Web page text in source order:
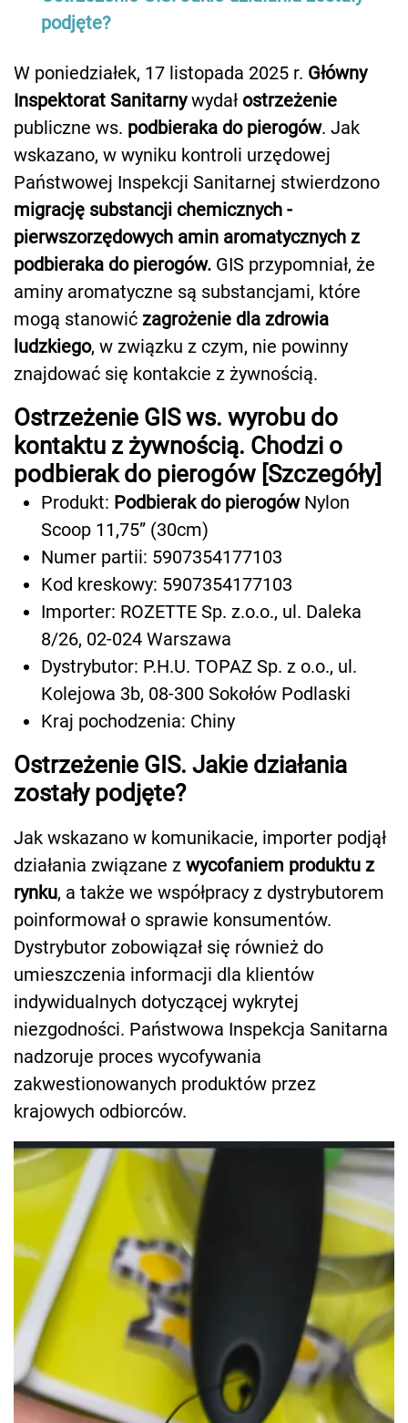
podjęte?
W poniedziałek, 17 listopada 2025 r. Główny
Inspektorat Sanitarnywydał ostrzeżenie
publiczne ws. podbieraka do pierogów. Jak
wskazano, w wyniku kontroli urzędowej
Państwowej Inspekcji Sanitarnej stwierdzono
migrację substancji chemicznych -
pierwszorzędowych amin aromatycznych z
podbieraka do pierogów. GIS przypomniał, że
aminy aromatyczne są substancjami, które
mogą stanowić zagrożenie dla zdrowia
ludzkiego, w związku z czym, nie powinny
znajdować się kontakcie z żywnością.
Ostrzeżenie GIS ws. wyrobu do
kontaktu z żywnością. Chodzi o
podbierak do pierogów [Szczegóły]
Produkt: Podbierak do pierogów Nylon
Scoop 11,75” (30cm)
Numer partii: 5907354177103
Kod kreskowy: 5907354177103
Importer: ROZETTE Sp. z.o.o., ul. Daleka
8/26, 02-024 Warszawa
Dystrybutor: P.H.U. TOPAZ Sp. z o.o., ul.
Kolejowa 3b, 08-300 Sokołów Podlaski
Kraj pochodzenia: Chiny
Ostrzeżenie GIS. Jakie działania
zostały podjęte?
Jak wskazano w komunikacie, importer podjął
działania związane z wycofaniem produktu z
rynku, a także we współpracy z dystrybutorem
poinformował o sprawie konsumentów.
Dystrybutor zobowiązał się również do
umieszczenia informacji dla klientów
indywidualnych dotyczącej wykrytej
niezgodności. Państwowa Inspekcja Sanitarna
nadzoruje proces wycofywania
zakwestionowanych produktów przez
krajowych odbiorców.